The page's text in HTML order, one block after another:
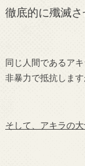
徹底的に殲滅さ
同じ人間であるア
非暴力で抵抗しま
そして、アキラの